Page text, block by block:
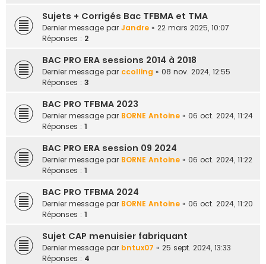
Sujets + Corrigés Bac TFBMA et TMA
Dernier message par Jandre « 22 mars 2025, 10:07
Réponses : 2
BAC PRO ERA sessions 2014 à 2018
Dernier message par ccolling « 08 nov. 2024, 12:55
Réponses : 3
BAC PRO TFBMA 2023
Dernier message par BORNE Antoine « 06 oct. 2024, 11:24
Réponses : 1
BAC PRO ERA session 09 2024
Dernier message par BORNE Antoine « 06 oct. 2024, 11:22
Réponses : 1
BAC PRO TFBMA 2024
Dernier message par BORNE Antoine « 06 oct. 2024, 11:20
Réponses : 1
Sujet CAP menuisier fabriquant
Dernier message par bntux07 « 25 sept. 2024, 13:33
Réponses : 4